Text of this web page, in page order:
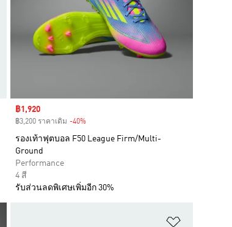
Sale price
฿1,920
฿3,200 ราคาเดิม -40%Discount
รองเท้าฟุตบอล F50 League Firm/Multi-
Ground
Performance
4 สี
รับส่วนลดพิเศษเพิ่มอีก 30%